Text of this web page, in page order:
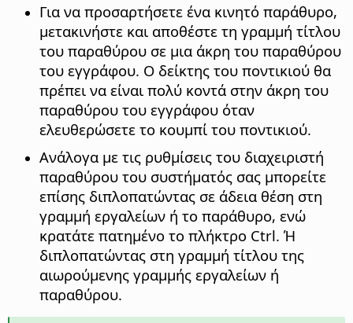
Για να προσαρτήσετε ένα κινητό παράθυρο,
μετακινήστε και αποθέστε τη γραμμή τίτλου
του παραθύρου σε μια άκρη του παραθύρου
του εγγράφου. Ο δείκτης του ποντικιού θα
πρέπει να είναι πολύ κοντά στην άκρη του
παραθύρου του εγγράφου όταν
ελευθερώσετε το κουμπί του ποντικιού.
Ανάλογα με τις ρυθμίσεις του διαχειριστή
παραθύρου του συστήματός σας μπορείτε
επίσης διπλοπατώντας σε άδεια θέση στη
γραμμή εργαλείων ή το παράθυρο, ενώ
κρατάτε πατημένο το πλήκτρο Ctrl. Ή
διπλοπατώντας στη γραμμή τίτλου της
αιωρούμενης γραμμής εργαλείων ή
παραθύρου.